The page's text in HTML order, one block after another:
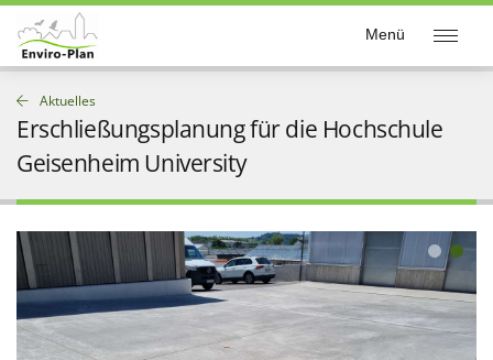
Menü
Aktuelles
Erschließungsplanung für die Hochschule
Geisenheim University